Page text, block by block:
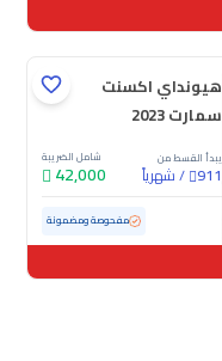
هيونداي اكسنت
سمارت 2023
يبدأ القسط من
911
/شهرياً
شامل الضريبة
42,000
مفحوصة ومضمونة